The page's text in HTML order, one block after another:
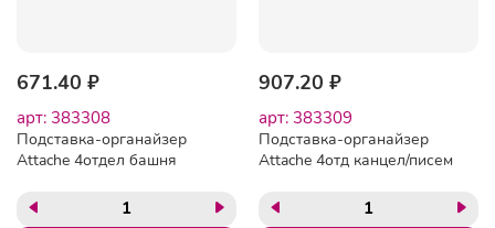
671.40 ₽
арт: 383308
Подставка-органайзер
Attache 4отдел башня
сетка серебр
907.20 ₽
арт: 383309
Подставка-органайзер
Attache 4отд канцел/писем
сереб